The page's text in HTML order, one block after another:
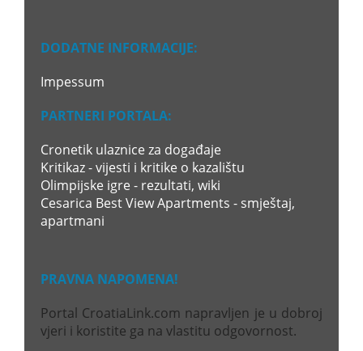
DODATNE INFORMACIJE:
Impessum
PARTNERI PORTALA:
Cronetik ulaznice za događaje
Kritikaz - vijesti i kritike o kazalištu
Olimpijske igre - rezultati, wiki
Cesarica Best View Apartments - smještaj,
apartmani
PRAVNA NAPOMENA!
Portal CroatiaLink.com napravljen je u dobroj
vjeri i koristite ga na vlastitu odgovornost.